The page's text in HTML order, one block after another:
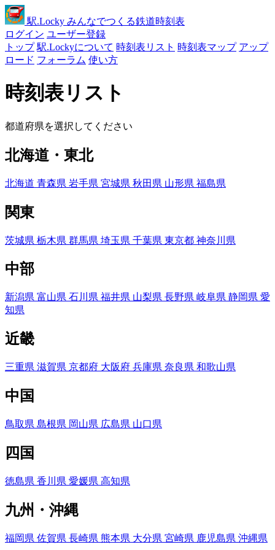
駅.Locky みんなでつくる鉄道時刻表
ログイン ユーザー登録
トップ 駅.Lockyについて 時刻表リスト 時刻表マップ アップ
ロード フォーラム 使い方
時刻表リスト
都道府県を選択してください
北海道・東北
北海道 青森県 岩手県 宮城県 秋田県 山形県 福島県
関東
茨城県 栃木県 群馬県 埼玉県 千葉県 東京都 神奈川県
中部
新潟県 富山県 石川県 福井県 山梨県 長野県 岐阜県 静岡県 愛
知県
近畿
三重県 滋賀県 京都府 大阪府 兵庫県 奈良県 和歌山県
中国
鳥取県 島根県 岡山県 広島県 山口県
四国
徳島県 香川県 愛媛県 高知県
九州・沖縄
福岡県 佐賀県 長崎県 熊本県 大分県 宮崎県 鹿児島県 沖縄県